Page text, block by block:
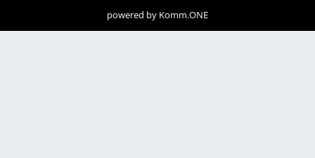
powered by Komm.ONE